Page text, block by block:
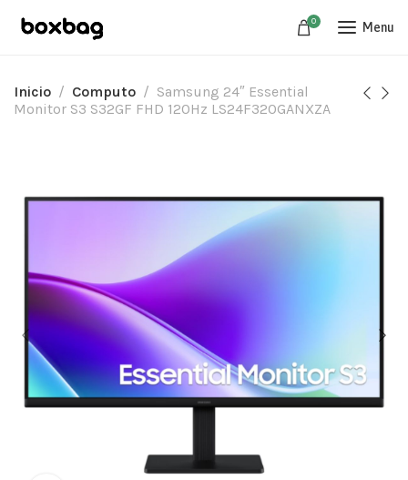
0 Menu
Inicio Computo
Samsung 24″ Essential
Monitor S3 S32GF FHD 120Hz LS24F320GANXZA